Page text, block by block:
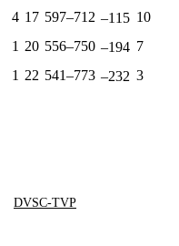
4 17 597–712 –115 10
1 20 556–750 –194 7
1 22 541–773 –232 3
DVSC-TVP